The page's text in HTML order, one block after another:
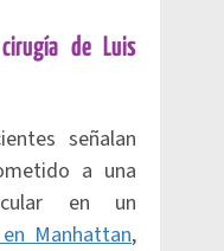
de Luis
señalan
a una
en un
Manhattan,